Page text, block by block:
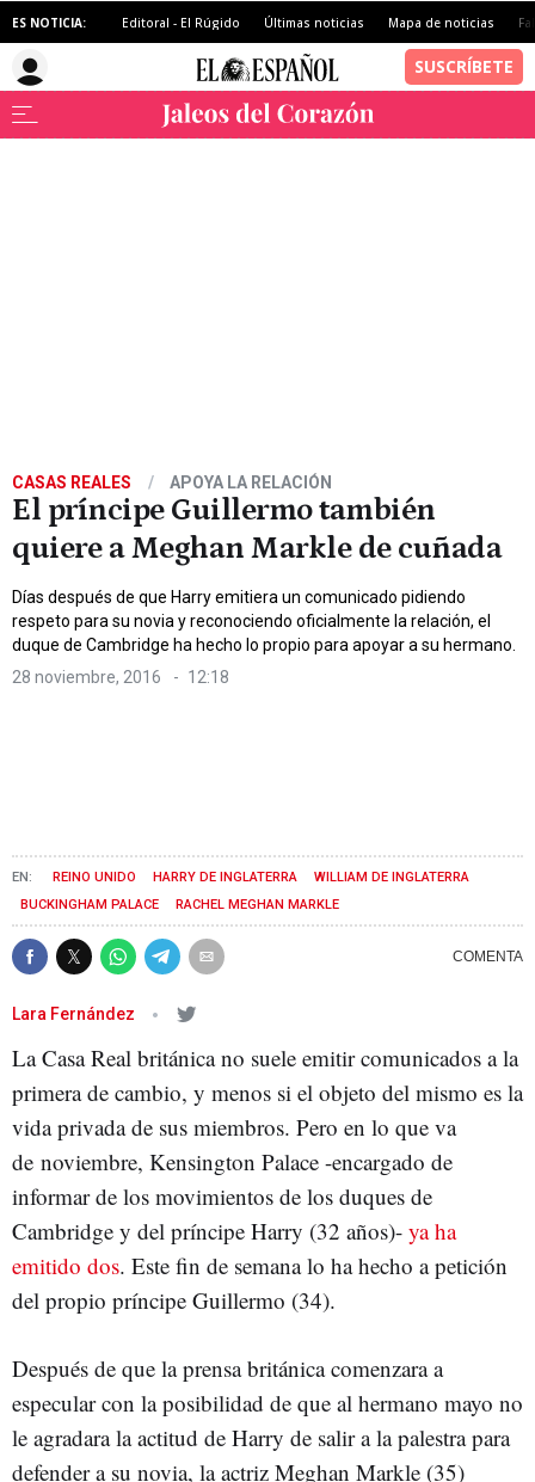
ES NOTICIA: Editoral - El Rúgido Últimas noticias Mapa de noticias
CASAS REALES APOYA LA RELACIÓN
El príncipe Guillermo también
quiere a Meghan Markle de cuñada
Días después de que Harry emitiera un comunicado pidiendo
respeto para su novia y reconociendo oficialmente la relación, el
duque de Cambridge ha hecho lo propio para apoyar a su hermano.
28 noviembre, 2016
12:18
REINO UNIDO HARRY DE INGLATERRA
WILLIAM DE INGLATERRA
BUCKINGHAM PALACE
RACHEL MEGHAN MARKLE
Lara Fernández
La Casa Real británica no suele emitir comunicados a la
primera de cambio, y menos si el objeto del mismo es la
vida privada de sus miembros. Pero en lo que va
de noviembre, Kensington Palace -encargado de
informar de los movimientos de los duques de
Cambridge y del príncipe Harry (32 años)- ya ha
emitido dos. Este fin de semana lo ha hecho a petición
del propio príncipe Guillermo (34).
Después de que la prensa británica comenzara a
especular con la posibilidad de que al hermano mayo no
le agradara la actitud de Harry de salir a la palestra para
defender a su novia, la actriz Meghan Markle (35)